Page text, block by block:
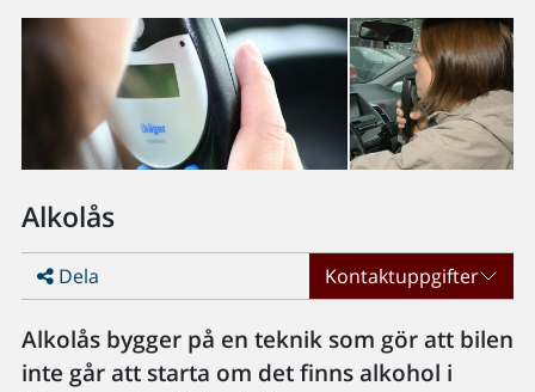
Alkolås
Dela Kontaktuppgifter
Alkolås bygger på en teknik som gör att bilen
inte går att starta om det finns alkohol i